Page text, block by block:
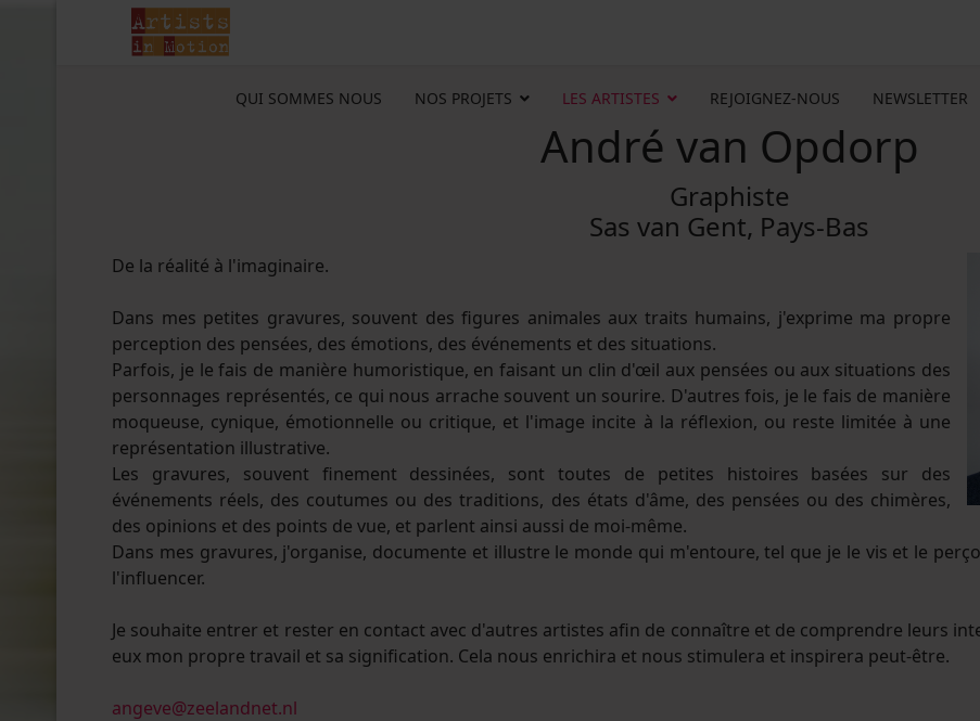
QUI SOMMES NOUS NOS PROJETS LES ARTISTES REJOIGNEZ-NOUS NEWSLETTER
André van Opdorp
Graphiste
Sas van Gent, Pays-Bas
De la réalité à l'imaginaire.
Dans mes petites gravures, souvent des figures animales aux traits humains, j'exprime ma propre
perception des pensées, des émotions, des événements et des situations.
Parfois, je le fais de manière humoristique, en faisant un clin d'œil aux pensées ou aux situations des
personnages représentés, ce qui nous arrache souvent un sourire. D'autres fois, je le fais de manière
moqueuse, cynique, émotionnelle ou critique, et l'image incite à la réflexion, ou reste limitée à une
représentation illustrative.
Les gravures, souvent finement dessinées, sont toutes de petites histoires basées sur des
événements réels, des coutumes ou des traditions, des états d'âme, des pensées ou des chimères,
des opinions et des points de vue, et parlent ainsi aussi de moi-même.
Dans mes gravures, j'organise, documente et illustre le monde qui m'entoure, tel que je le vis et le
l'influencer.
Je souhaite entrer et rester en contact avec d'autres artistes afin de connaître et de comprendre leurs
eux mon propre travail et sa signification. Cela nous enrichira et nous stimulera et inspirera peut-être.
angeve@zeelandnet.nl